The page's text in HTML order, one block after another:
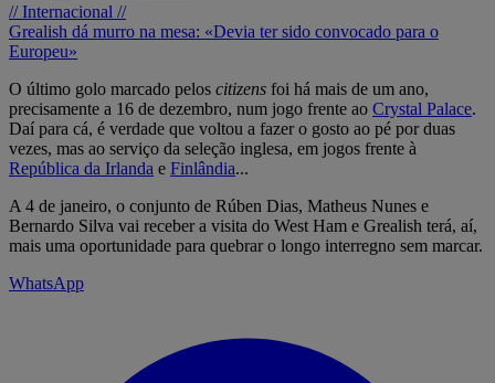
// Internacional //
Grealish dá murro na mesa: «Devia ter sido convocado para o
Europeu»
O último golo marcado pelos citizens foi há mais de um ano,
precisamente a 16 de dezembro, num jogo frente ao Crystal Palace.
Daí para cá, é verdade que voltou a fazer o gosto ao pé por duas
vezes, mas ao serviço da seleção inglesa, em jogos frente à
República da Irlanda e Finlândia...
A 4 de janeiro, o conjunto de Rúben Dias, Matheus Nunes e
Bernardo Silva vai receber a visita do West Ham e Grealish terá, aí,
mais uma oportunidade para quebrar o longo interregno sem marcar.
WhatsApp